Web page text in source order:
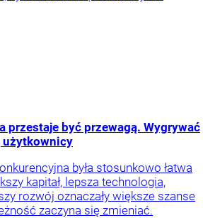
przestaje być przewagą. Wygrywać
użytkownicy
była stosunkowo łatwa
kapitał, lepsza technologia,
rozwój oznaczały większe szanse
zaczyna się zmieniać.